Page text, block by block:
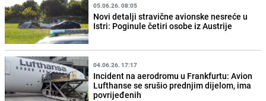
05.06.26. 08:05
Novi detalji stravične avionske nesreće u
Istri: Poginule četiri osobe iz Austrije
04.06.26. 17:17
Incident na aerodromu u Frankfurtu: Avion
Lufthanse se srušio prednjim dijelom, ima
povrijeđenih